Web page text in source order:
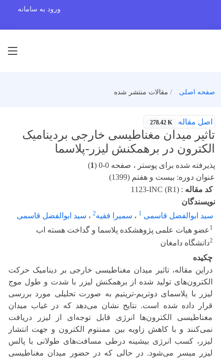
ورود به سامانه
صفحه اصلی مقالات منتشر شده
اصل مقاله 278.42 K
تاثیر میدان مغناطیسی خارجی بردینامیک
الکترون در برهمکنش لیزر-پلاسما
پذیرفته شده برای پوستر ، صفحه 0-0 ( 1
)
عنوان دوره: بیست و هفتم (1399)
کد مقاله :
1123-INC (R1)
نویسندگان
سید ابوالفضل قاسمی 1 ، سمیرا فقیه2 ، سید ابوالفضل قاسمی
1 عضو هیات علمی پژوهشکده پلاسما و گداخت هسته اب
2دانشگاه دامغان
چکیده
دراین مقاله، تاثیر میدان مغناطیسی خارجی بر دینامیک حرکت
الکترون‌های تولید شده از برهمکنش لیزر با شدت و طول موج
لیزر با پلاسمای دوتریم-تریتیم به صورت تحلیلی مورد بررسی
قرار داده شده است. نتایج نشان می‌دهد که در غیاب میدان
مغناطیسی الکترون‌ها انرژی قابل توجه‌ای از لیزر دریافت
نمی‌کنند و با کاهش زاویه بین ممنتوم الکترون و جهت انتشار
لیزر، کسب انرژی بیشینه درطی مسافت‌های طولانی با پالس
لیزر میسر می‌شود. در حالی که در حضور میدان مغناطیسی